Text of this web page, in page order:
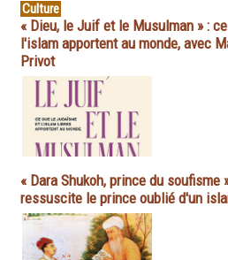
Culture
« Dieu, le Juif et le Musulman » :
l'islam apportent au monde, avec
Privot
« Dara Shukoh, prince du soufisme
ressuscite le prince oublié d'un